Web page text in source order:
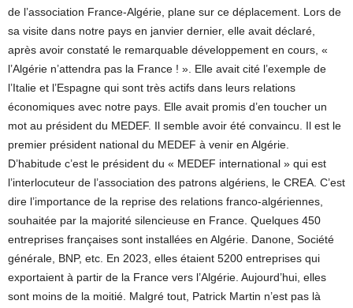
de l’association France-Algérie, plane sur ce déplacement. Lors de
sa visite dans notre pays en janvier dernier, elle avait déclaré,
après avoir constaté le remarquable développement en cours, «
l’Algérie n’attendra pas la France ! ». Elle avait cité l’exemple de
l’Italie et l’Espagne qui sont très actifs dans leurs relations
économiques avec notre pays. Elle avait promis d’en toucher un
mot au président du MEDEF. Il semble avoir été convaincu. Il est le
premier président national du MEDEF à venir en Algérie.
D’habitude c’est le président du « MEDEF international » qui est
l’interlocuteur de l’association des patrons algériens, le CREA. C’est
dire l’importance de la reprise des relations franco-algériennes,
souhaitée par la majorité silencieuse en France. Quelques 450
entreprises françaises sont installées en Algérie. Danone, Société
générale, BNP, etc. En 2023, elles étaient 5200 entreprises qui
exportaient à partir de la France vers l’Algérie. Aujourd’hui, elles
sont moins de la moitié. Malgré tout, Patrick Martin n’est pas là